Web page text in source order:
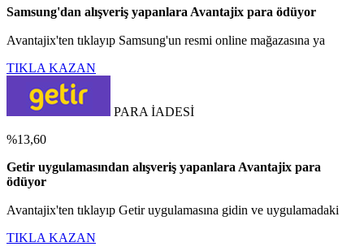
Samsung'dan alışveriş yapanlara Avantajix para ödüyor
Avantajix'ten tıklayıp Samsung'un resmi online mağazasına ya
TIKLA KAZAN
PARA İADESİ
%13,60
Getir uygulamasından alışveriş yapanlara Avantajix para
ödüyor
Avantajix'ten tıklayıp Getir uygulamasına gidin ve uygulamadaki
TIKLA KAZAN